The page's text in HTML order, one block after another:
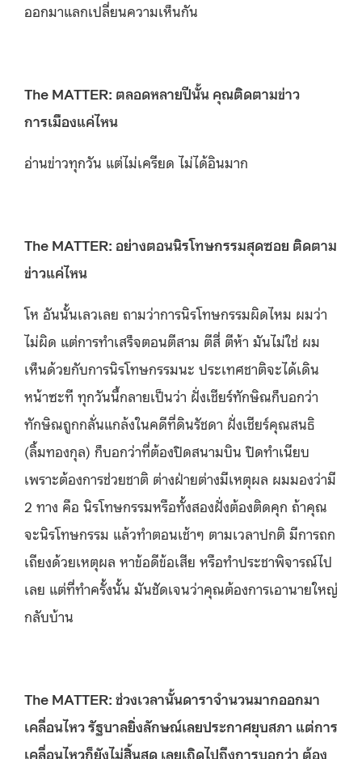
ออกมาแลกเปลี่ยนความเห็นกัน
The MATTER: ตลอดหลายปีนั้น คุณติดตามข่าว
การเมืองแค่ไหน
อ่านข่าวทุกวัน แต่ไม่เครียด ไม่ได้อินมาก
The MATTER: อย่างตอนนิรโทษกรรมสุดซอย ติดตาม
ข่าวแค่ไหน
โห อันนั้นเลวเลย ถามว่าการนิรโทษกรรมผิดไหม ผมว่า
ไม่ผิด แต่การทำเสร็จตอนตีสาม ตีสี่ ตีห้า มันไม่ใช่ ผม
เห็นด้วยกับการนิรโทษกรรมนะ ประเทศชาติจะได้เดิน
หน้าซะที ทุกวันนี้กลายเป็นว่า ฝั่งเชียร์ทักษิณก็บอกว่า
ทักษิณถูกกลั่นแกล้งในคดีที่ดินรัชดา ฝั่งเชียร์คุณสนธิ
(ลิ้มทองกุล) ก็บอกว่าที่ต้องปิดสนามบิน ปิดทำเนียบ
เพราะต้องการช่วยชาติ ต่างฝ่ายต่างมีเหตุผล ผมมองว่ามี
2 ทาง คือ นิรโทษกรรมหรือทั้งสองฝั่งต้องติดคุก ถ้าคุณ
จะนิรโทษกรรม แล้วทำตอนเช้าๆ ตามเวลาปกติ มีการถก
เถียงด้วยเหตุผล หาข้อดีข้อเสีย หรือทำประชาพิจารณ์ไป
เลย แต่ที่ทำครั้งนั้น มันชัดเจนว่าคุณต้องการเอานายใหญ่
กลับบ้าน
The MATTER: ช่วงเวลานั้นดาราจำนวนมากออกมา
เคลื่อนไหว รัฐบาลยิ่งลักษณ์เลยประกาศยุบสภา แต่การ
เคลื่อนไหวก็ยังไม่สิ้นสุด เลยเถิดไปถึงการบอกว่า ต้อง